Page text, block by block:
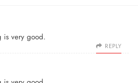
is very good.
REPLY